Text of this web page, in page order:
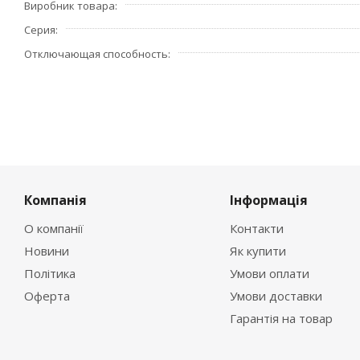
- индикация реального состояния контактов, напрямую
удобство эксплуатации
- рабочее напряжение: 230/400 В.
Виробник товара
Серия
Отключающая способность
Компанія
О компанії
Новини
Політика
Оферта
Інформація
Контакти
Як купити
Умови оплати
Умови доставки
Гарантія на товар